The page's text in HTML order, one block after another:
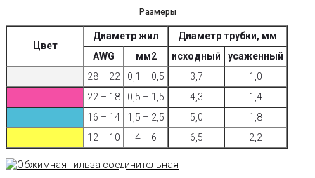
Размеры
Цвет
Диаметр жил
Диаметр трубки, мм
AWG
мм2 исходный
усаженный
28 – 22
0,1 – 0,5 3,7
1,0
22 – 18
0,5 – 1,5 4,3
1,4
16 – 14
1,5 – 2,5 5,0
1,8
12 – 10
4 – 6 6,5 2,2